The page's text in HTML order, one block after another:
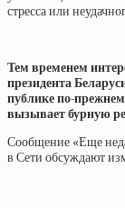
стресса или
Тем временем
президента
публике по-
вызывает бурную
Сообщение «Еще
в Сети обсуждают